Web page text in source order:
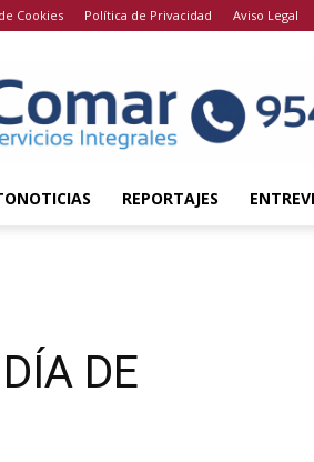
Cookies Política de Privacidad Aviso Legal
REPORTAJES
DE